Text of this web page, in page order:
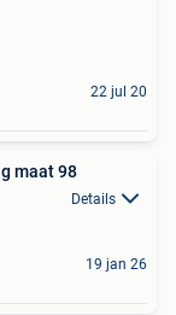
22 jul 20
maat 98
Details
19 jan 26